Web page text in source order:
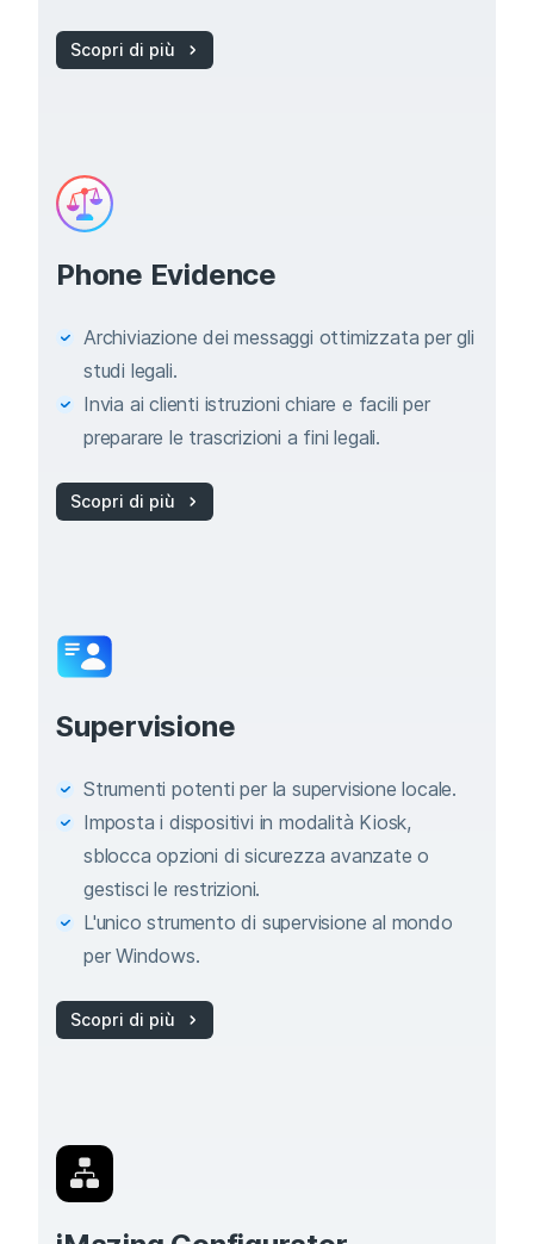
Scopri di più
Phone Evidence
Archiviazione dei messaggi ottimizzata per gli
studi legali.
Invia ai clienti istruzioni chiare e facili per
preparare le trascrizioni a fini legali.
Scopri di più
Supervisione
Strumenti potenti per la supervisione locale.
Imposta i dispositivi in modalità Kiosk,
sblocca opzioni di sicurezza avanzate o
gestisci le restrizioni.
L'unico strumento di supervisione al mondo
per Windows.
Scopri di più